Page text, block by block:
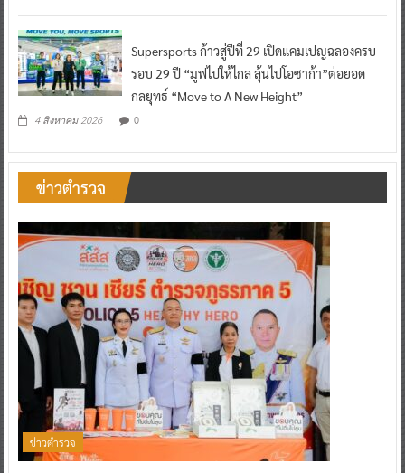
Supersports ก้าวสู่ปีที่ 29 เปิดแคมเปญฉลองครบ
รอบ 29 ปี “มูฟไปให้ไกล ลุ้นไปโอซาก้า”ต่อยอด
กลยุทธ์ “Move to A New Height”
4 สิงหาคม 2026 0
ข่าวตำรวจ
ข่าวตำรวจ